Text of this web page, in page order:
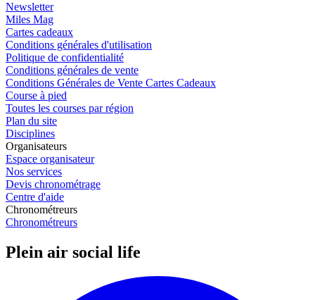
Newsletter
Miles Mag
Cartes cadeaux
Conditions générales d'utilisation
Politique de confidentialité
Conditions générales de vente
Conditions Générales de Vente Cartes Cadeaux
Course à pied
Toutes les courses par région
Plan du site
Disciplines
Organisateurs
Espace organisateur
Nos services
Devis chronométrage
Centre d'aide
Chronométreurs
Chronométreurs
Plein air social life